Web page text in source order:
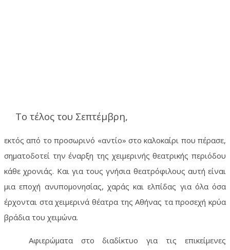
Το τέλος του Σεπτέμβρη,
εκτός από το προσωρινό «αντίο» στο καλοκαίρι που πέρασε,
σηματοδοτεί την έναρξη της χειμερινής θεατρικής περιόδου
κάθε χρονιάς. Και για τους γνήσια θεατρόφιλους αυτή είναι
μια εποχή ανυπομονησίας, χαράς και ελπίδας για όλα όσα
έρχονται στα χειμερινά θέατρα της Αθήνας τα προσεχή κρύα
βράδια του χειμώνα.
Αφιερώματα στο διαδίκτυο για τις επικείμενες